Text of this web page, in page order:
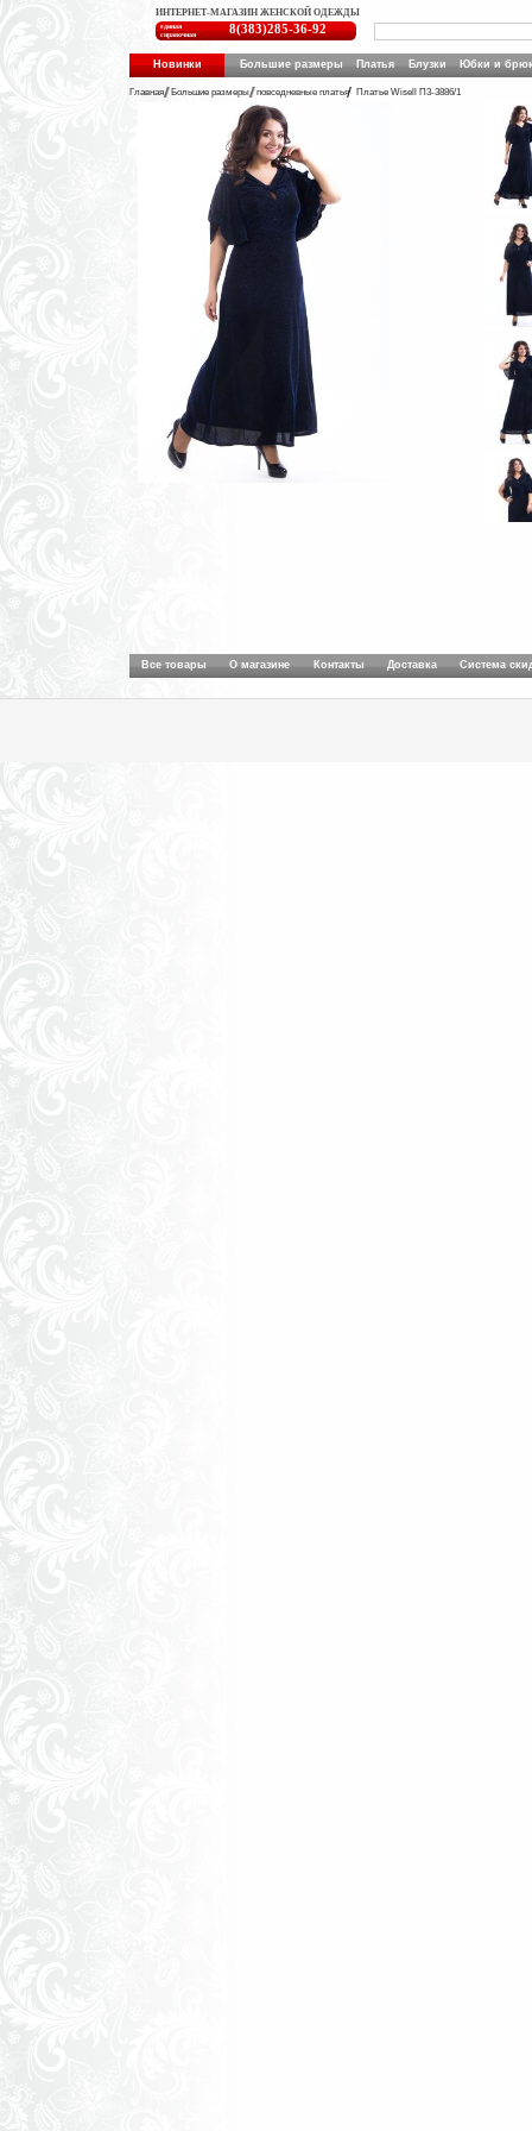
ИНТЕРНЕТ-МАГАЗИН ЖЕНСКОЙ ОДЕЖДЫ
единая
справочная
8(383)285-36-92
Новинки Большие размеры Платья Блузки Юбки и
Главная Большие размеры повседневные платья Платье Wisell П3-3886/1
Все товары О магазине Контакты Доставка Система